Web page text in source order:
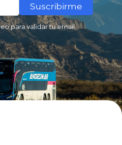
Suscribirme
para validar tu email.